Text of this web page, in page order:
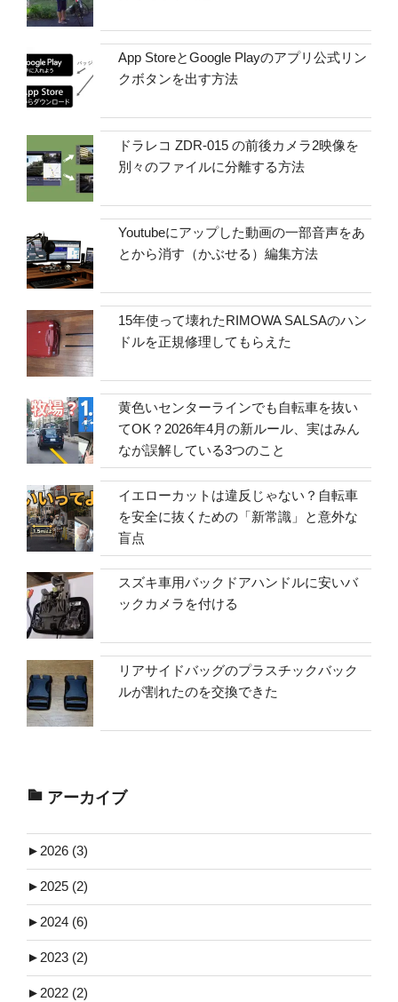
App StoreとGoogle Playのアプリ公式リン
クボタンを出す方法
ドラレコ ZDR-015 の前後カメラ2映像を
別々のファイルに分離する方法
Youtubeにアップした動画の一部音声をあ
とから消す（かぶせる）編集方法
15年使って壊れたRIMOWA SALSAのハン
ドルを正規修理してもらえた
黄色いセンターラインでも自転車を抜い
てOK？2026年4月の新ルール、実はみん
なが誤解している3つのこと
イエローカットは違反じゃない？自転車
を安全に抜くための「新常識」と意外な
盲点
スズキ車用バックドアハンドルに安いバ
ックカメラを付ける
リアサイドバッグのプラスチックバック
ルが割れたのを交換できた
アーカイブ
► 2026 (3)
► 2025 (2)
► 2024 (6)
► 2023 (2)
► 2022 (2)